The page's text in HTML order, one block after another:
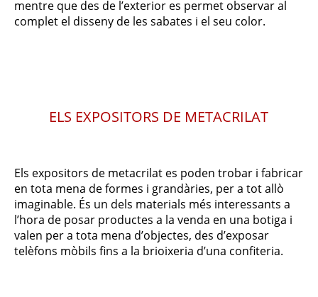
mentre que des de l’exterior es permet observar al
complet el disseny de les sabates i el seu color.
ELS EXPOSITORS DE METACRILAT
Els expositors de metacrilat es poden trobar i fabricar
en tota mena de formes i grandàries, per a tot allò
imaginable. És un dels materials més interessants a
l’hora de posar productes a la venda en una botiga i
valen per a tota mena d’objectes, des d’exposar
telèfons mòbils fins a la brioixeria d’una confiteria.